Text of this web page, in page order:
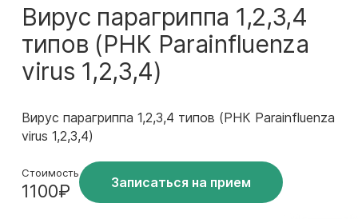
Вирус парагриппа 1,2,3,4
типов (РНК Parainfluenza
virus 1,2,3,4)
Вирус парагриппа 1,2,3,4 типов (РНК Parainfluenza
virus 1,2,3,4)
Стоимость
1100₽ Записаться на прием